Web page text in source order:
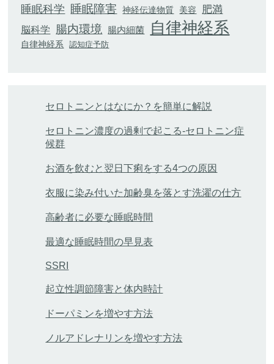
睡眠科学 睡眠障害 神経伝達物質 美容 肥満
脳科学 腸内環境 腸内細菌 自律神経系
自律神経系 認知症予防
セロトニンとはなにか？を簡単に解説
セロトニン濃度の過剰で起こる-セロトニン症
候群
お酒を飲むと翌日下痢をする4つの原因
衣服に染み付いた加齢臭を落とす洗濯の仕方
高齢者に必要な睡眠時間
最適な睡眠時間の早見表
SSRI
起立性調節障害と体内時計
ドーパミンを増やす方法
ノルアドレナリンを増やす方法